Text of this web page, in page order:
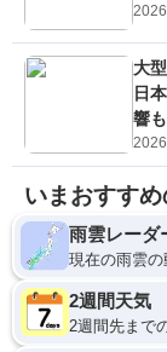
大
日
響も
いまおすす
雨雲レーダ
現在の雨雲
2週間天気
2週間先まで